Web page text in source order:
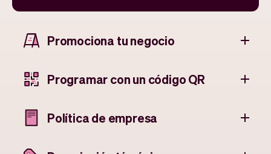
Promociona tu negocio
Programar con un código QR
Política de empresa